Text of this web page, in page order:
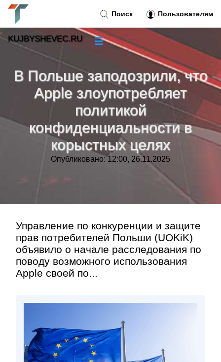
В Польше заподозрили, что
Apple злоупотребляет
политикой
конфиденциальности в
корыстных целях
Опубликовано: 12:00, 26.11.2025
Управление по конкуренции и защите
прав потребителей Польши (UOKiK)
объявило о начале расследования по
поводу возможного использования
Apple своей по...
Поиск Пользователям
KUJBYSHEVEC.RU ☰
Новости
Тренды новостей»